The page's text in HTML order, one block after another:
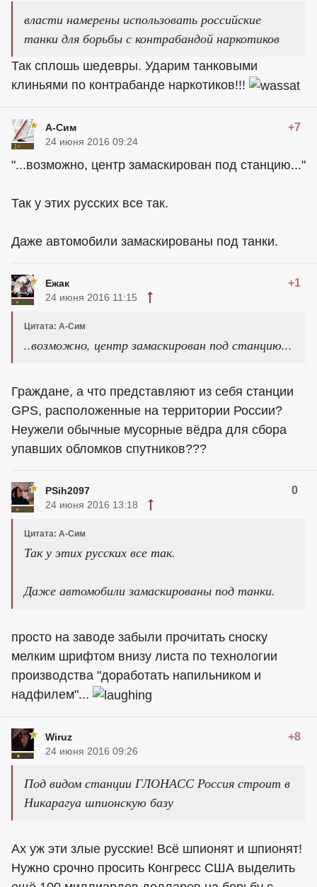
власти намерены использовать российские
танки для борьбы с контрабандой наркотиков
Так сплошь шедевры. Ударим танковыми
клиньями по контрабанде наркотиков!!!
А-Сим +7
24 июня 2016 09:24
"...возможно, центр замаскирован под станцию..."
Так у этих русских все так.
Даже автомобили замаскированы под танки.
Ежак +1
24 июня 2016 11:15
Цитата: А-Сим
..возможно, центр замаскирован под станцию...
Граждане, а что представляют из себя станции
GPS, расположенные на территории России?
Неужели обычные мусорные вёдра для сбора
упавших обломков спутников???
PSih2097 0
24 июня 2016 13:18
Цитата: А-Сим
Так у этих русских все так.
Даже автомобили замаскированы под танки.
просто на заводе забыли прочитать сноску
мелким шрифтом внизу листа по технологии
производства "доработать напильником и
надфилем"...
Wiruz +8
24 июня 2016 09:26
Под видом станции ГЛОНАСС Россия строит в
Никарагуа шпионскую базу
Ах уж эти злые русские! Всё шпионят и шпионят!
Нужно срочно просить Конгресс США выделить